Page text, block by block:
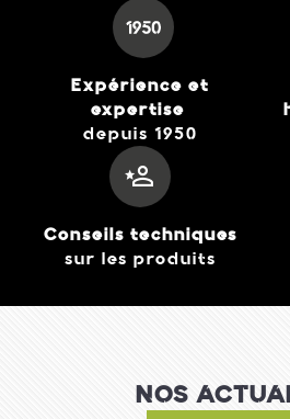
Expérience et
expertise
depuis 1950
Conseils techniques
sur les produits
NOS